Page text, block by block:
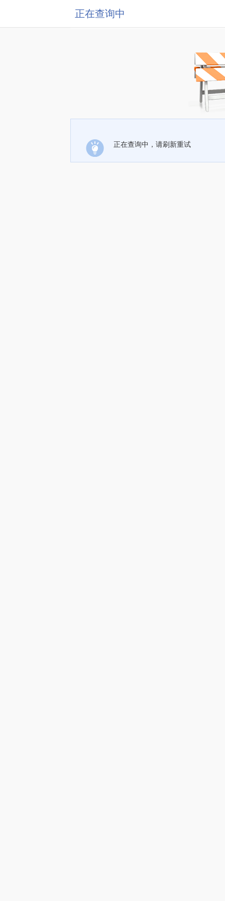
正在查询中
正在查询中，请刷新重试